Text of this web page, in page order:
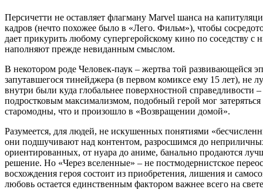
Персичетти не оставляет флагману Marvel шанса на
кадров (нечто похожее было в «Лего. Фильм»), чтобы
дает прикурить любому супергеройскому кино по соседству
наполняют прежде невиданным смыслом.
В некотором роде Человек-паук – жертва той развивающейся
запутавшегося тинейджера (в первом комиксе ему 15 лет), не
внутри были куда глобальнее поверхностной
подростковым максимализмом, подобный герой мог
старомодны, что и произошло в «Возвращении домой».
Разумеется, для людей, не искушенных понятиями
они подшучивают над контентом, разросшимся до
ориентированных, от нуара до аниме, банально продаются
решение. Но «Через вселенные» – не постмодернистское
восхождения героя состоит из приобретения, лишения и
любовь остается единственным фактором важнее всего на